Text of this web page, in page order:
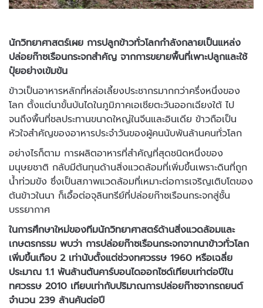
นักวิทยาศาสตร์เผย การปลูกข้าวทั่วโลกกำลังกลายเป็นแหล่ง
ปล่อยก๊าซเรือนกระจกสำคัญ จากการขยายพื้นที่เพาะปลูกและใช้
ปุ๋ยอย่างเข้มข้น
ข้าวเป็นอาหารหลักที่หล่อเลี้ยงประชากรมากกว่าครึ่งหนึ่งของ
โลก ตั้งแต่นาขั้นบันไดในภูมิภาคเอเชียตะวันออกเฉียงใต้ ไป
จนถึงพื้นที่ชลประทานขนาดใหญ่ในจีนและอินเดีย ข้าวถือเป็น
หัวใจสำคัญของอาหารประจำวันของผู้คนนับพันล้านคนทั่วโลก
อย่างไรก็ตาม การผลิตอาหารที่สำคัญที่สุดชนิดหนึ่งของ
มนุษยชาติ กลับมีต้นทุนด้านสิ่งแวดล้อมที่เพิ่มขึ้นเพราะดินที่ถูก
น้ำท่วมขัง ซึ่งเป็นสภาพแวดล้อมที่เหมาะต่อการเจริญเติบโตของ
ต้นข้าวในนา ก็เอื้อต่อจุลินทรีย์ที่ปล่อยก๊าซเรือนกระจกสู่ชั้น
บรรยากาศ
ในการศึกษาใหม่ของทีมนักวิทยาศาสตร์ด้านสิ่งแวดล้อมและ
เกษตรกรรม พบว่า การปล่อยก๊าซเรือนกระจกจากนาข้าวทั่วโลก
เพิ่มขึ้นเกือบ 2 เท่านับตั้งแต่ช่วงทศวรรษ 1960 หรือเฉลี่ย
ประมาณ 1.1 พันล้านตันคาร์บอนไดออกไซด์เทียบเท่าต่อปีใน
ทศวรรษ 2010 เทียบเท่ากับปริมาณการปล่อยก๊าซจากรถยนต์
จำนวน 239 ล้านคันต่อปี